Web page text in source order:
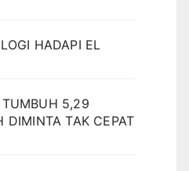
HADAPI EL
TUMBUH 5,29
DIMINTA TAK CEPAT